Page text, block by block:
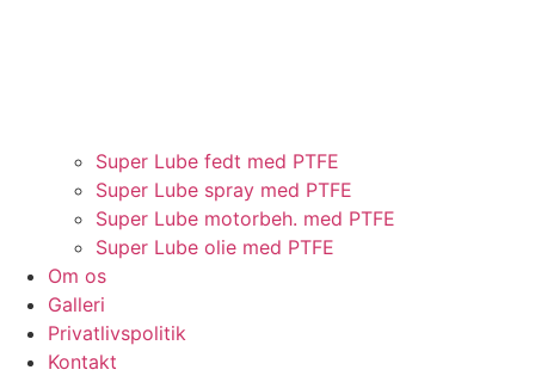
Super Lube fedt med PTFE
Super Lube spray med PTFE
Super Lube motorbeh. med PTFE
Super Lube olie med PTFE
Om os
Galleri
Privatlivspolitik
Kontakt